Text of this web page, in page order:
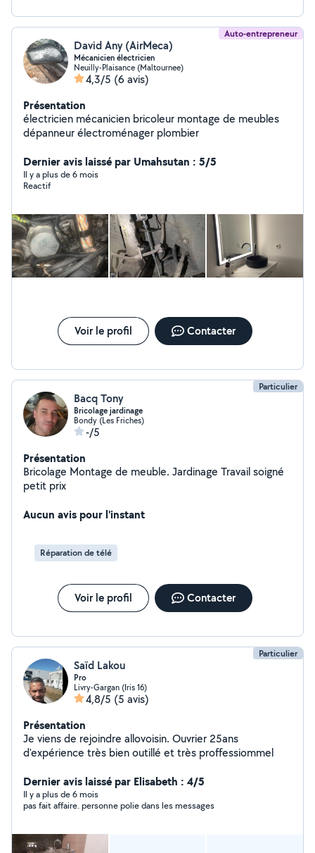
Auto-entrepreneur
David Any (AirMeca)
Mécanicien électricien
Neuilly-Plaisance (Maltournee)
4,3/5 (6 avis)
Présentation
électricien mécanicien bricoleur montage de meubles
dépanneur électroménager plombier
Dernier avis laissé par Umahsutan : 5/5
Il y a plus de 6 mois
Reactif
Voir le profil Contacter
Particulier
Bacq Tony
Bricolage jardinage
Bondy (Les Friches)
-/5
Présentation
Bricolage Montage de meuble. Jardinage Travail soigné
petit prix
Aucun avis pour l'instant
Réparation de télé
Voir le profil Contacter
Particulier
Saïd Lakou
Pro
Livry-Gargan (Iris 16)
4,8/5 (5 avis)
Présentation
Je viens de rejoindre allovoisin. Ouvrier 25ans
d'expérience très bien outillé et très proffessiommel
Dernier avis laissé par Elisabeth : 4/5
Il y a plus de 6 mois
pas fait affaire. personne polie dans les messages